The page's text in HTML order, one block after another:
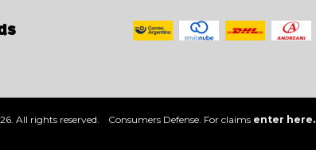
All rights reserved. Consumers Defense. For claims enter here.